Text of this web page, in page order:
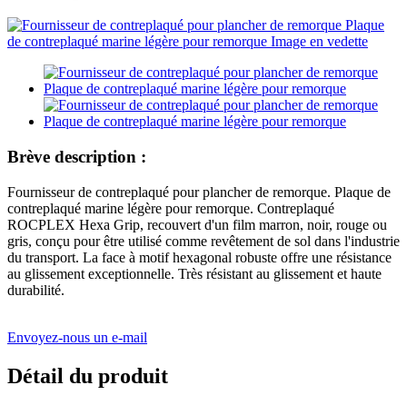
Brève description :
Fournisseur de contreplaqué pour plancher de remorque. Plaque de
contreplaqué marine légère pour remorque. Contreplaqué
ROCPLEX Hexa Grip, recouvert d'un film marron, noir, rouge ou
gris, conçu pour être utilisé comme revêtement de sol dans l'industrie
du transport. La face à motif hexagonal robuste offre une résistance
au glissement exceptionnelle. Très résistant au glissement et haute
durabilité.
Envoyez-nous un e-mail
Détail du produit